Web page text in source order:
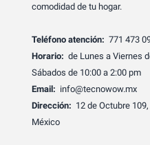
comodidad de tu hogar.
Teléfono atención: 771 473
Horario: de Lunes a Viernes
Sábados de 10:00 a 2:00 pm
Email: info@tecnowow.mx
Dirección: 12 de Octubre
México